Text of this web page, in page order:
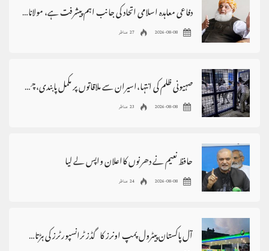
دفاعی معاہدہ اسلامی اتحاد کی جانب اہم پیشرفت ہے، مولانافضل الرحمٰن
2026-08-08 27 مناظر
صہیونی ظلم کی انتہا،اسیران سے ملاقاتوں پر مکمل پابندی،چھاپے،گرفتاریاں
2026-08-08 23 مناظر
حافظ نعیم نے دھرنوں کااعلان واپس لے لیا
2026-08-08 24 مناظر
آل پاکستان پیٹرول پمپ اونرز کا گڈز ٹرانسپورٹرز کی ہڑتال کی حمایت کا اعلان